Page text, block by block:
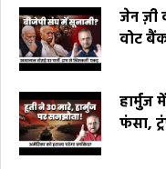
जेन ज़ी
वोट
फंसा,